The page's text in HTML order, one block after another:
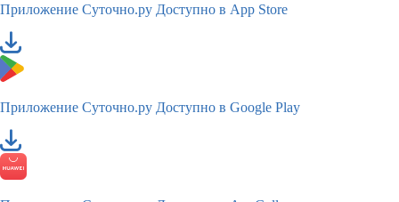
Приложение Суточно.ру Доступно в App Store
Приложение Суточно.ру Доступно в Google Play